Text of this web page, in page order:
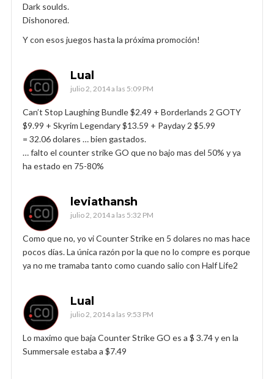
Dark soulds.
Dishonored.
Y con esos juegos hasta la próxima promoción!
Lual
julio 2, 2014 a las 5:09 PM
Can’t Stop Laughing Bundle $2.49 + Borderlands 2 GOTY
$9.99 + Skyrim Legendary $13.59 + Payday 2 $5.99
= 32.06 dolares … bien gastados.
… falto el counter strike GO que no bajo mas del 50% y ya
ha estado en 75-80%
leviathansh
julio 2, 2014 a las 5:32 PM
Como que no, yo vi Counter Strike en 5 dolares no mas hace
pocos días. La única razón por la que no lo compre es porque
ya no me tramaba tanto como cuando salio con Half Life2
Lual
julio 2, 2014 a las 9:53 PM
Lo maximo que baja Counter Strike GO es a $ 3.74 y en la
Summersale estaba a $7.49